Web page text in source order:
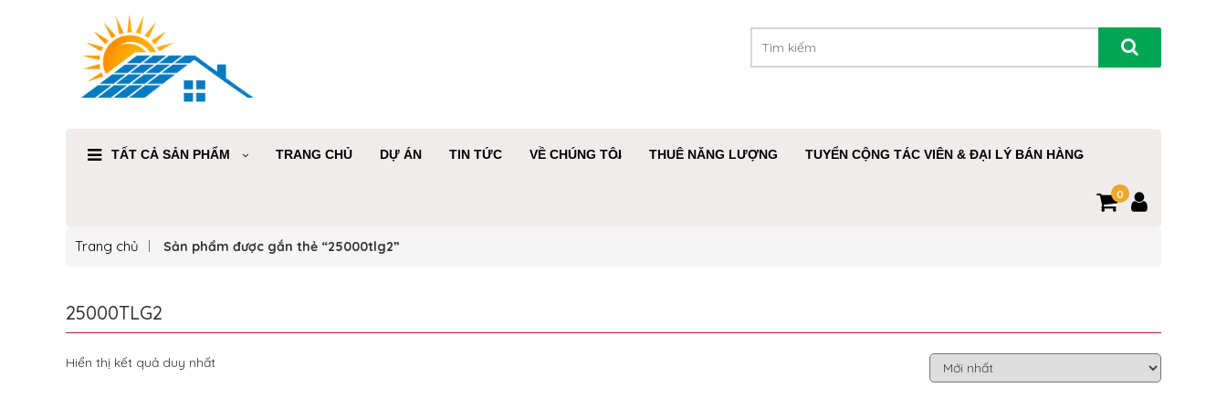
TẤT CẢ SẢN PHẨM TRANG CHỦ DỰ ÁN TIN TỨC VỀ CHÚNG TÔI THUÊ NĂNG LƯỢNG TUYỂN CỘNG TÁC VIÊN & ĐẠI LÝ BÁN HÀNG
0
Trang chủ Sản phẩm được gắn thẻ “25000tlg2”
25000TLG2
Hiển thị kết quả duy nhất